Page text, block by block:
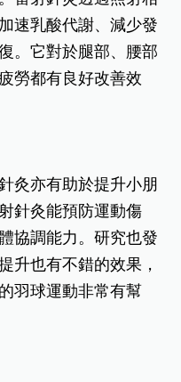
速乳酸代謝、減少發
。它對於腿部、腰部
勞都有良好改善效
灸亦有助於提升小朋
針灸能預防運動傷
協調能力。研究也發
升也有不錯的效果，
羽球運動非常有幫